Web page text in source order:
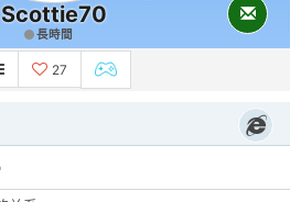
Scottie70
長時間
27